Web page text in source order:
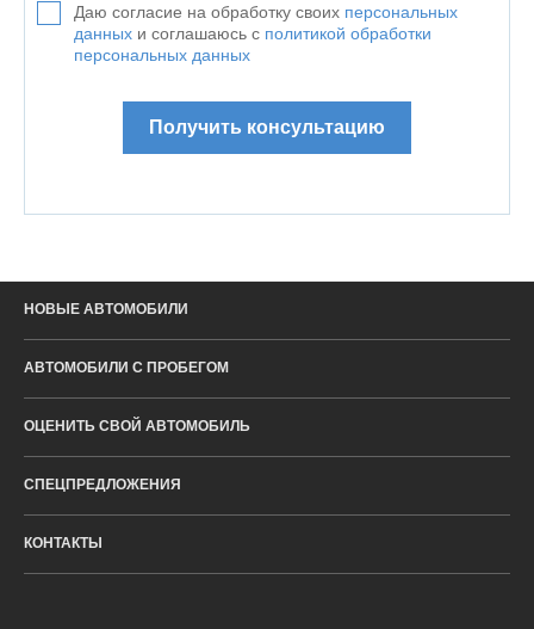
Даю согласие на обработку своих персональных
данных и соглашаюсь с политикой обработки
персональных данных
Получить консультацию
НОВЫЕ АВТОМОБИЛИ
АВТОМОБИЛИ С ПРОБЕГОМ
ОЦЕНИТЬ СВОЙ АВТОМОБИЛЬ
СПЕЦПРЕДЛОЖЕНИЯ
КОНТАКТЫ